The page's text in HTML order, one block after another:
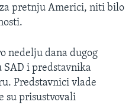
pretnju Americi, niti bilo
nedelju dana dugog
i predstavnika
Predstavnici vlade
su prisustvovali